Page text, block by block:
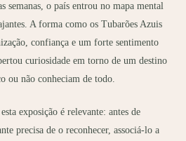
semanas, o país entrou no mapa mental
A forma como os Tubarões Azuis
confiança e um forte sentimento
curiosidade em torno de um destino
ou não conheciam de todo.
exposição é relevante: antes de
precisa de o reconhecer, associá-lo a